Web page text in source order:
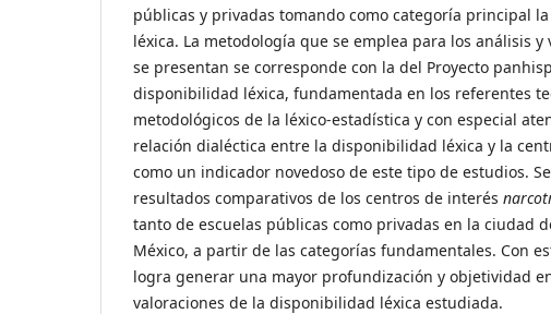
públicas y privadas tomando como categoría principal
léxica. La metodología que se emplea para los análisis y
se presentan se corresponde con la del Proyecto
disponibilidad léxica, fundamentada en los referentes
metodológicos de la léxico-estadística y con especial
relación dialéctica entre la disponibilidad léxica y la
como un indicador novedoso de este tipo de estudios.
resultados comparativos de los centros de interés
tanto de escuelas públicas como privadas en la ciudad
México, a partir de las categorías fundamentales. Con
logra generar una mayor profundización y objetividad
valoraciones de la disponibilidad léxica estudiada.